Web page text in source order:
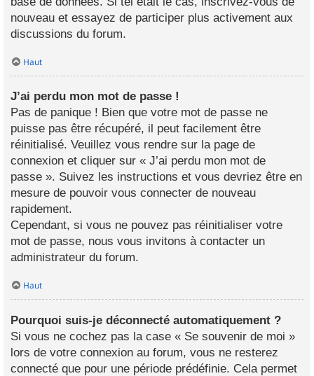
nouveau et essayez de participer plus activement aux
discussions du forum.
Haut
J’ai perdu mon mot de passe !
Pas de panique ! Bien que votre mot de passe ne
puisse pas être récupéré, il peut facilement être
réinitialisé. Veuillez vous rendre sur la page de
connexion et cliquer sur « J’ai perdu mon mot de
passe ». Suivez les instructions et vous devriez être en
mesure de pouvoir vous connecter de nouveau
rapidement.
Cependant, si vous ne pouvez pas réinitialiser votre
mot de passe, nous vous invitons à contacter un
administrateur du forum.
Haut
Pourquoi suis-je déconnecté automatiquement ?
Si vous ne cochez pas la case « Se souvenir de moi »
lors de votre connexion au forum, vous ne resterez
connecté que pour une période prédéfinie. Cela permet